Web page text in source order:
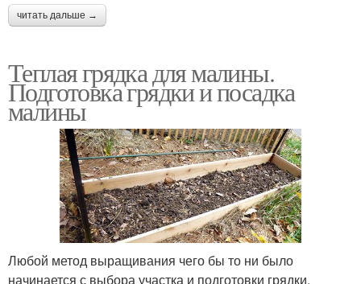
читать дальше →
Теплая грядка для малины.
Подготовка грядки и посадка
малины
Любой метод выращивания чего бы то ни было
начинается с выбора участка и подготовки грядки.